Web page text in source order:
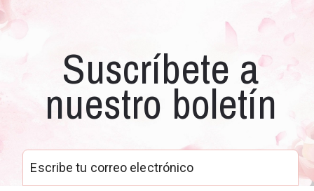
Suscríbete a
nuestro boletín